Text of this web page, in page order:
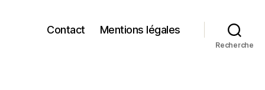
Contact Mentions légales
Recherche